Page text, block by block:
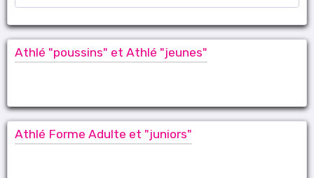
Athlé "poussins" et Athlé "jeunes"
Athlé Forme Adulte et "juniors"